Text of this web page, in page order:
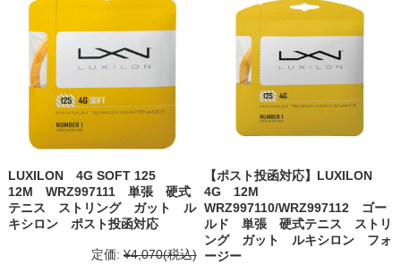
LUXILON 4G SOFT 125
12M WRZ997111 単張 硬式
テニス ストリング ガット ル
キシロン ポスト投函対応
定価: ¥4,070(税込)
【ポスト投函対応】LUXILON
4G 12M
WRZ997110/WRZ997112 ゴー
ルド 単張 硬式テニス ストリ
ング ガット ルキシロン フォ
ージー